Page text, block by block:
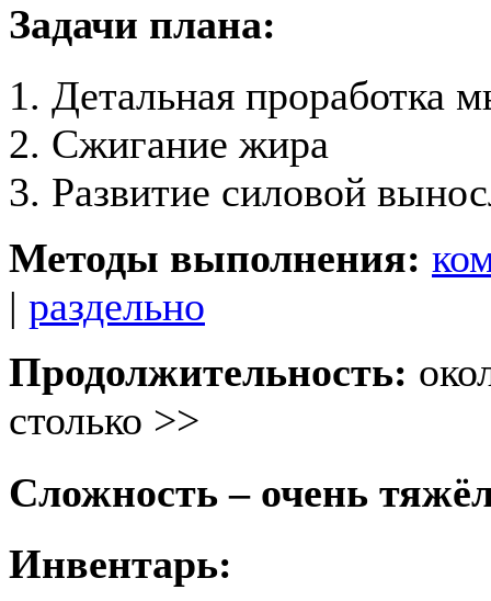
Задачи плана:
1. Детальная проработка
2. Сжигание жира
3. Развитие силовой
Методы выполнения:
| раздельно
Продолжительность:
столько >>
Сложность – очень
Инвентарь: